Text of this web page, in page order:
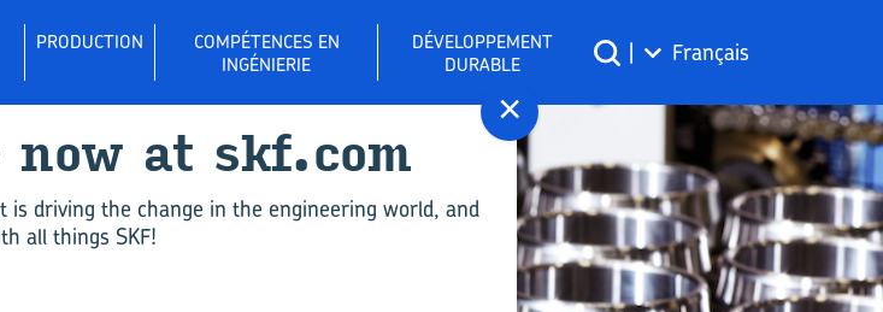
PRODUCTION
COMPÉTENCES EN
INGÉNIERIE
DÉVELOPPEMENT
DURABLE
| Français
×
at skf.com
driving the change in the engineering world, and
all things SKF!